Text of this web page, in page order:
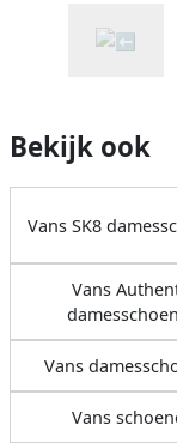
Bekijk ook
Vans SK8
Vans
Vans
Vans